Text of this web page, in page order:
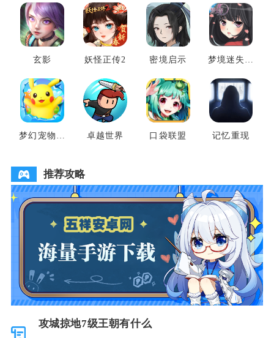
玄影 妖怪正传2 密境启示
梦境迷失之
梦幻宠物联
卓越世界 口袋联盟 记忆重现
推荐攻略
攻城掠地7级王朝有什么